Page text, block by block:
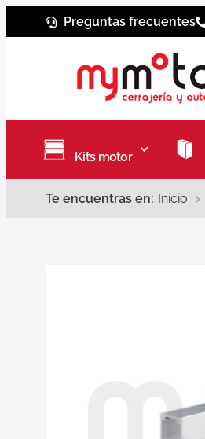
Preguntas frecuentes
Kits motor
Te encuentras en: Inicio